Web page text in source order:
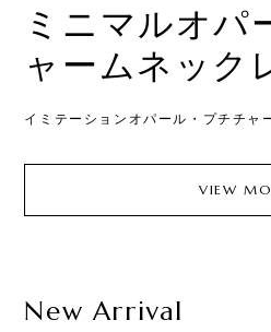
ミニマルオパ
ャームネック
イミテーションオパール・プチチャ
VIEW
New Arrival